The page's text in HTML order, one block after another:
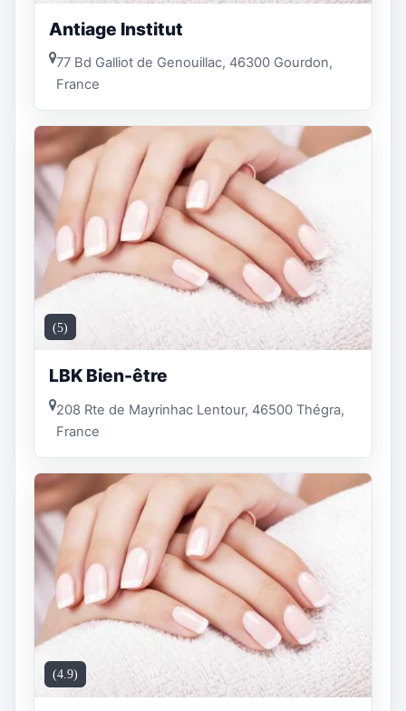
Antiage Institut
77 Bd Galliot de Genouillac, 46300 Gourdon,
France
(5)
LBK Bien-être
208 Rte de Mayrinhac Lentour, 46500 Thégra,
France
(4.9)